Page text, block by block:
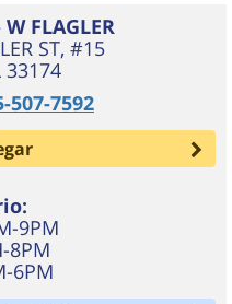
W FLAGLER
ST, #15
33174
507-7592
9PM
8PM
6PM